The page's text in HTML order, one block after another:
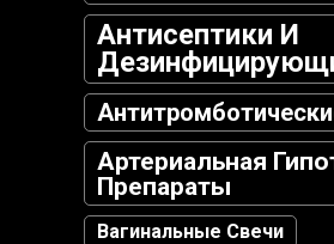
Антисептики И
Артериальная
Препараты
Вагинальные Свечи